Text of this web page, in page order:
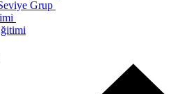
Grup